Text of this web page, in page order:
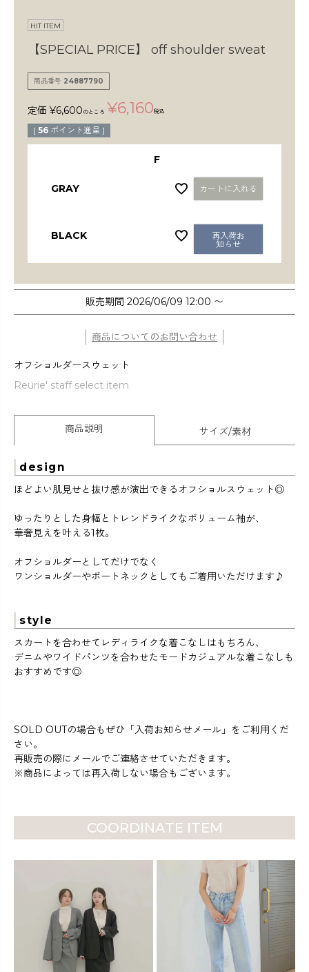
検索
HIT ITEM
【SPECIAL PRICE】 off shoulder sweat
商品番号 24887790
定価 ¥6,600 のところ ¥6,160税込
[ 56 ポイント進呈 ]
F
GRAY カートに入れる
BLACK
再入荷お
知らせ
販売期間 2026/06/09 12:00 〜
商品についてのお問い合わせ
オフショルダースウェット
Reurie' staff select item
商品説明 サイズ/素材
design
ほどよい肌見せと抜け感が演出できるオフショルスウェット◎
ゆったりとした身幅とトレンドライクなボリューム袖が、
華奢見えを叶える1枚。
オフショルダーとしてだけでなく
ワンショルダーやボートネックとしてもご着用いただけます♪
style
スカートを合わせてレディライクな着こなしはもちろん、
デニムやワイドパンツを合わせたモードカジュアルな着こなしも
おすすめです◎
SOLD OUTの場合もぜひ「入荷お知らせメール」をご利用くだ
さい。
再販売の際にメールでご連絡させていただきます。
※商品によっては再入荷しない場合もございます。
COORDINATE ITEM